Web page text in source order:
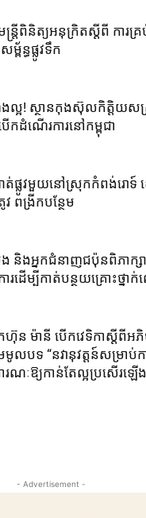
រ្តីពិនិត្យអនុក្រិតស្តីពី ការគ្រ
ម្ព័ន្ធផ្លូវទឹក
អ! ស្ថាន​កុងស៊ុល​កិត្តិយស​ស្
ើក​ដំណើរការ​នៅ​កម្ពុជា​
ផ្លូវមួយនៅស្រុកកំពង់រោទ៍ ខ
វ ពង្រីកបន្ថែម
និងអ្នកជំនាញជប៉ុន​ពិភាក្សា​
រ​ដើម្បី​កាត់​បន្ថយ​គ្រោះថ្នាក់​
ន ម៉ានី ​បើកវេទិកាស្តីពី​អភិ
មូលបទ “នវានុវត្តន៍​សម្រាប់​ក
រណៈ​ឱ្យ​កាន់​តែ​ល្អ​ប្រសើរ​ឡើ
- Advertisement -